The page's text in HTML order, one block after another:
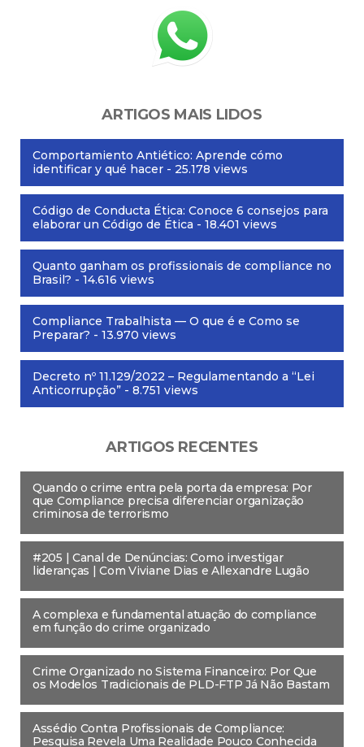
ARTIGOS MAIS LIDOS
Comportamiento Antiético: Aprende cómo
identificar y qué hacer - 25.178 views
Código de Conducta Ética: Conoce 6 consejos para
elaborar un Código de Ética - 18.401 views
Quanto ganham os profissionais de compliance no
Brasil? - 14.616 views
Compliance Trabalhista — O que é e Como se
Preparar? - 13.970 views
Decreto nº 11.129/2022 – Regulamentando a “Lei
Anticorrupção” - 8.751 views
ARTIGOS RECENTES
Quando o crime entra pela porta da empresa: Por
que Compliance precisa diferenciar organização
criminosa de terrorismo
#205 | Canal de Denúncias: Como investigar
lideranças | Com Viviane Dias e Allexandre Lugão
A complexa e fundamental atuação do compliance
em função do crime organizado
Crime Organizado no Sistema Financeiro: Por Que
os Modelos Tradicionais de PLD-FTP Já Não Bastam
Assédio Contra Profissionais de Compliance:
Pesquisa Revela Uma Realidade Pouco Conhecida